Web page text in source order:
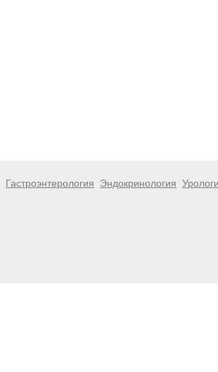
Гастроэнтерология Эндокринология